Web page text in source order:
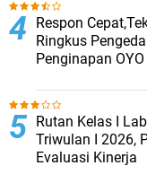
Respon
Ringkus
Penginapan OYO
Rutan Kelas I
Triwulan I 2026,
Evaluasi Kinerja